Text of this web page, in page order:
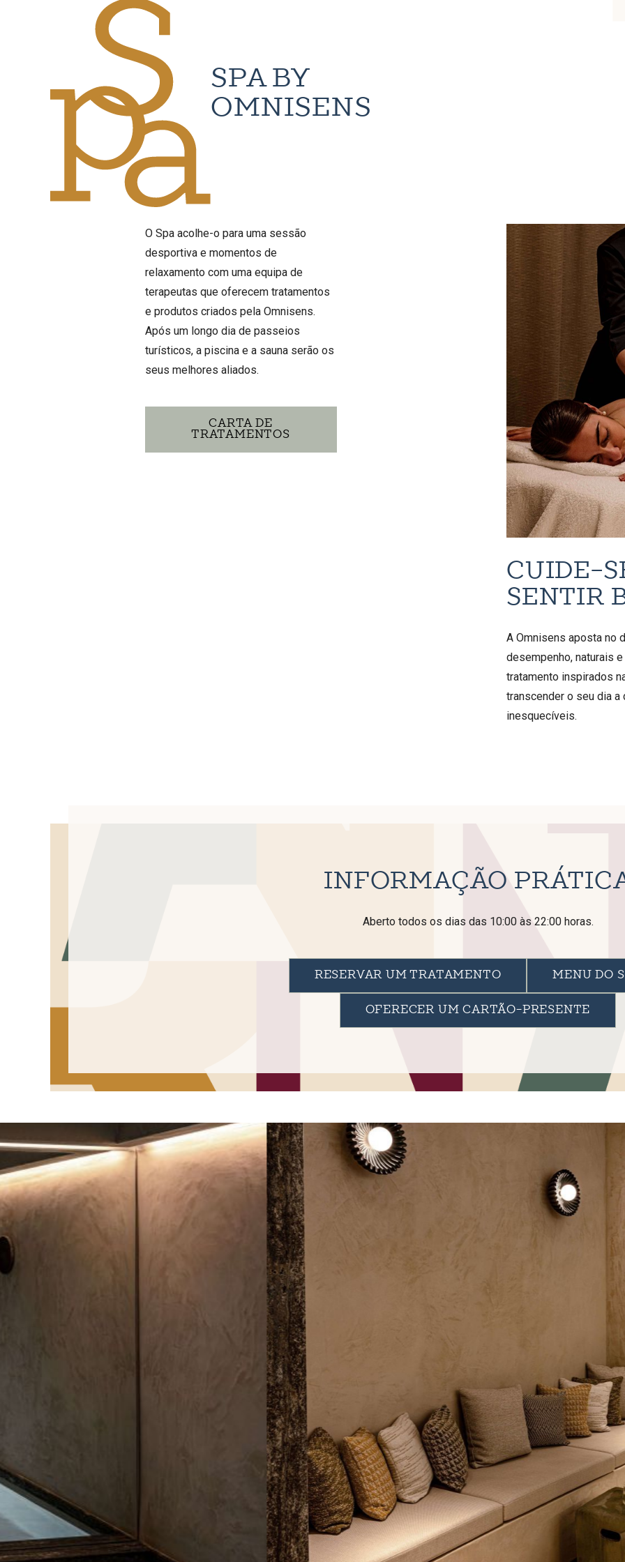
SPA BY
OMNISENS
O Spa acolhe-o para uma sessão
desportiva e momentos de
relaxamento com uma equipa de
terapeutas que oferecem tratamentos
e produtos criados pela Omnisens.
Após um longo dia de passeios
turísticos, a piscina e a sauna serão os
seus melhores aliados.
CARTA DE
TRATAMENTOS
CUIDE-
SENTIR
A Omnisens aposta no
desempenho, naturais
tratamento inspirados
transcender o seu dia
inesquecíveis.
INFORMAÇÃO
Aberto todos os dias das 10:00 às 22:00 horas.
RESERVAR UM TRATAMENTO MENU DO
OFERECER UM CARTÃO-PRESENTE